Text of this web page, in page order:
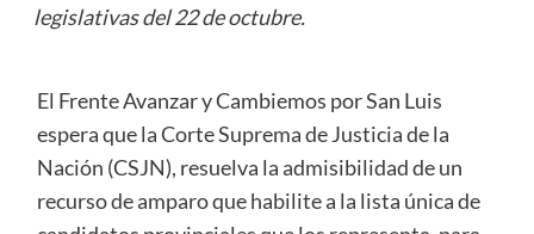
legislativas del 22 de octubre.
El Frente Avanzar y Cambiemos por San Luis
espera que la Corte Suprema de Justicia de la
Nación (CSJN), resuelva la admisibilidad de un
recurso de amparo que habilite a la lista única de